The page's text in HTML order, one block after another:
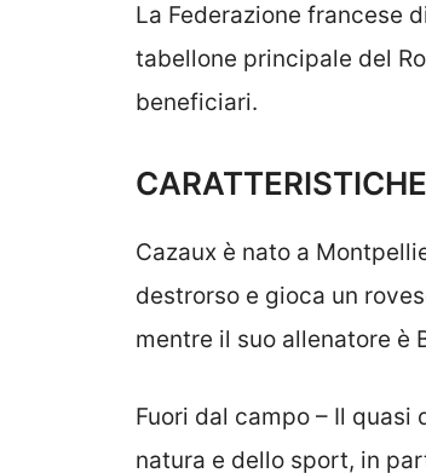
La Federazione francese
tabellone principale del
beneficiari.
Cazaux è nato a
destrorso e gioca un
mentre il suo allenatore è
Fuori dal campo – Il
natura e dello sport, in